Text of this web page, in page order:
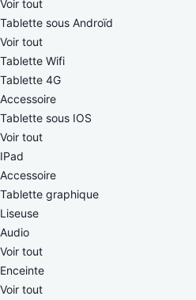
Voir tout
Tablette sous Androïd
Voir tout
Tablette Wifi
Tablette 4G
Accessoire
Tablette sous IOS
Voir tout
IPad
Accessoire
Tablette graphique
Liseuse
Audio
Voir tout
Enceinte
Voir tout